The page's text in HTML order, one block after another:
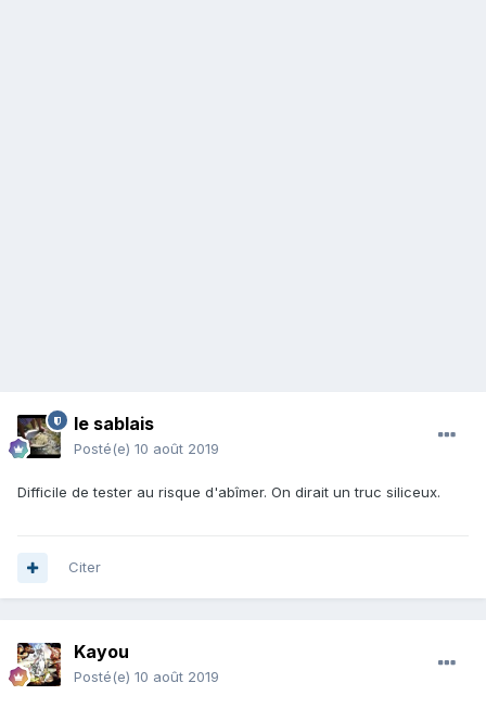
le sablais
Posté(e) 10 août 2019
Difficile de tester au risque d'abîmer. On dirait un truc siliceux.
Citer
Kayou
Posté(e) 10 août 2019